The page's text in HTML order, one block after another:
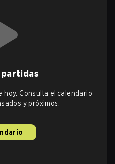
partidas
hoy. Consulta el calendario
y próximos.